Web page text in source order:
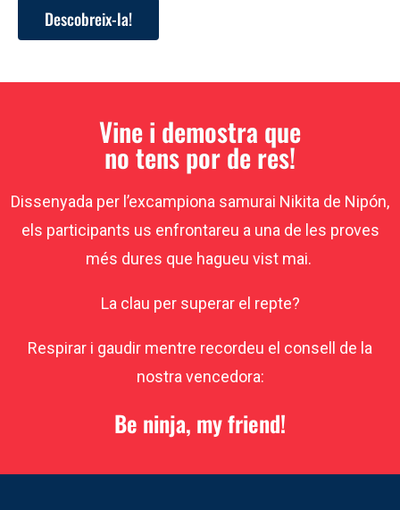
Descobreix-la!
Vine i demostra que
no tens por de res!
Dissenyada per l’excampiona samurai Nikita de Nipón,
els participants us enfrontareu a una de les proves
més dures que hagueu vist mai.
La clau per superar el repte?
Respirar i gaudir mentre recordeu el consell de la
nostra vencedora:
Be ninja, my friend!